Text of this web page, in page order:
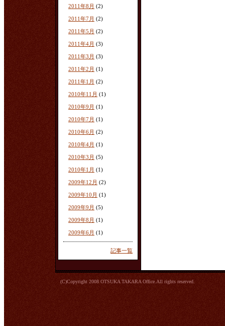
2011年8月 (2)
2011年7月 (2)
2011年5月 (2)
2011年4月 (3)
2011年3月 (3)
2011年2月 (1)
2011年1月 (2)
2010年11月 (1)
2010年9月 (1)
2010年7月 (1)
2010年6月 (2)
2010年4月 (1)
2010年3月 (5)
2010年1月 (1)
2009年12月 (2)
2009年10月 (1)
2009年9月 (5)
2009年8月 (1)
2009年6月 (1)
記事一覧
(C)Copyright 2008 OTSUKA TAKARA Office.All rights reserved.